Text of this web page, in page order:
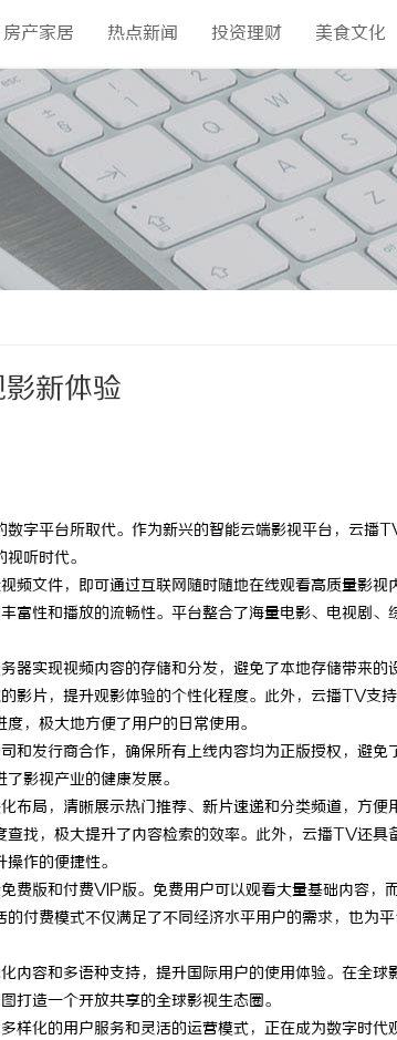
房产家居 热点新闻 投资理财 美食文化
新体验
字平台所取代。作为新兴的智能云端影视平台，云播
听时代。
频文件，即可通过互联网随时随地在线观看高质量影视
性和播放的流畅性。平台整合了海量电影、电视剧、
器实现视频内容的存储和分发，避免了本地存储带来的
影片，提升观影体验的个性化程度。此外，云播TV支
，极大地方便了用户的日常使用。
和发行商合作，确保所有上线内容均为正版授权，避免
影视产业的健康发展。
布局，清晰展示热门推荐、新片速递和分类频道，方便
找，极大提升了内容检索的效率。此外，云播TV还具
作的便捷性。
费版和付费VIP版。免费用户可以观看大量基础内容，
付费模式不仅满足了不同经济水平用户的需求，也为
容和多语种支持，提升国际用户的使用体验。在全球
打造一个开放共享的全球影视生态圈。
化的用户服务和灵活的运营模式，正在成为数字时代
镜 合肥刑事律师：保护您的合法